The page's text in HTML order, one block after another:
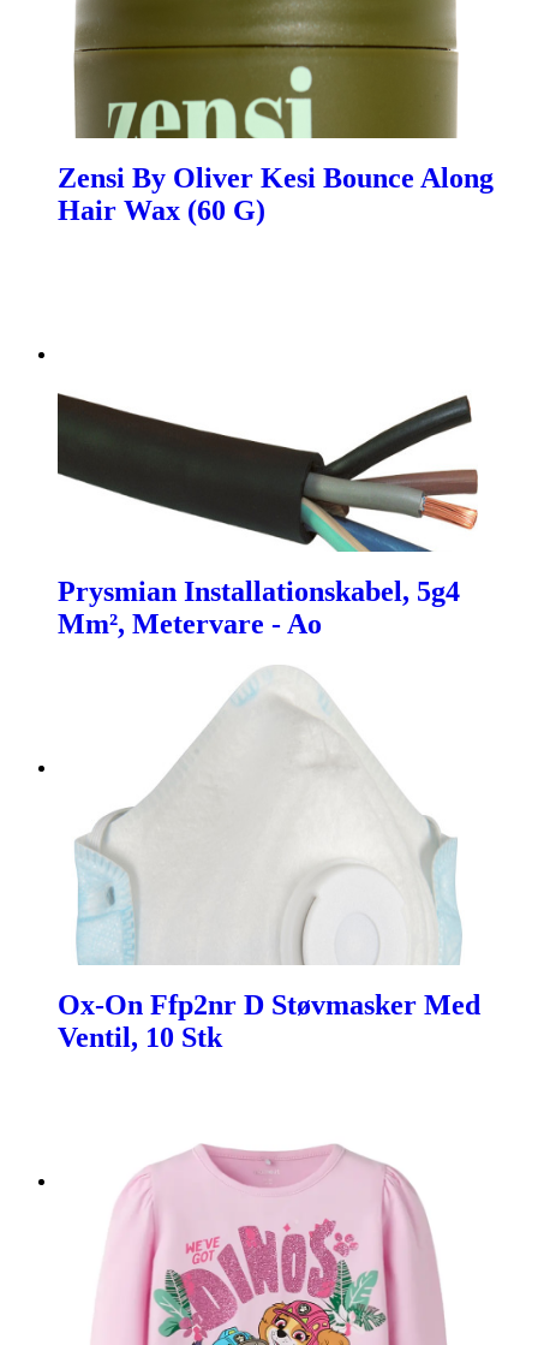
Zensi By Oliver Kesi Bounce Along
Hair Wax (60 G)
Prysmian Installationskabel, 5g4
Mm², Metervare - Ao
Ox-On Ffp2nr D Støvmasker Med
Ventil, 10 Stk